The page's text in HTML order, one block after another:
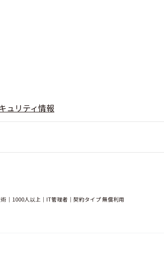
ュリティ情報
｜1000人以上｜IT管理者｜契約タイプ 無償利用